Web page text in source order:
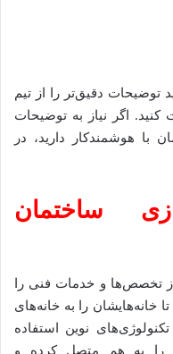
توضیحات دقیق‌تر را از تیم
اگر نیاز به توضیحات
با هوشمندکار دارید، در
ساختمان
تخصص‌ها و خدمات فنی را
خانه‌هایشان را به خانه‌های
نوین استفاده
را به هم متصل کرده و